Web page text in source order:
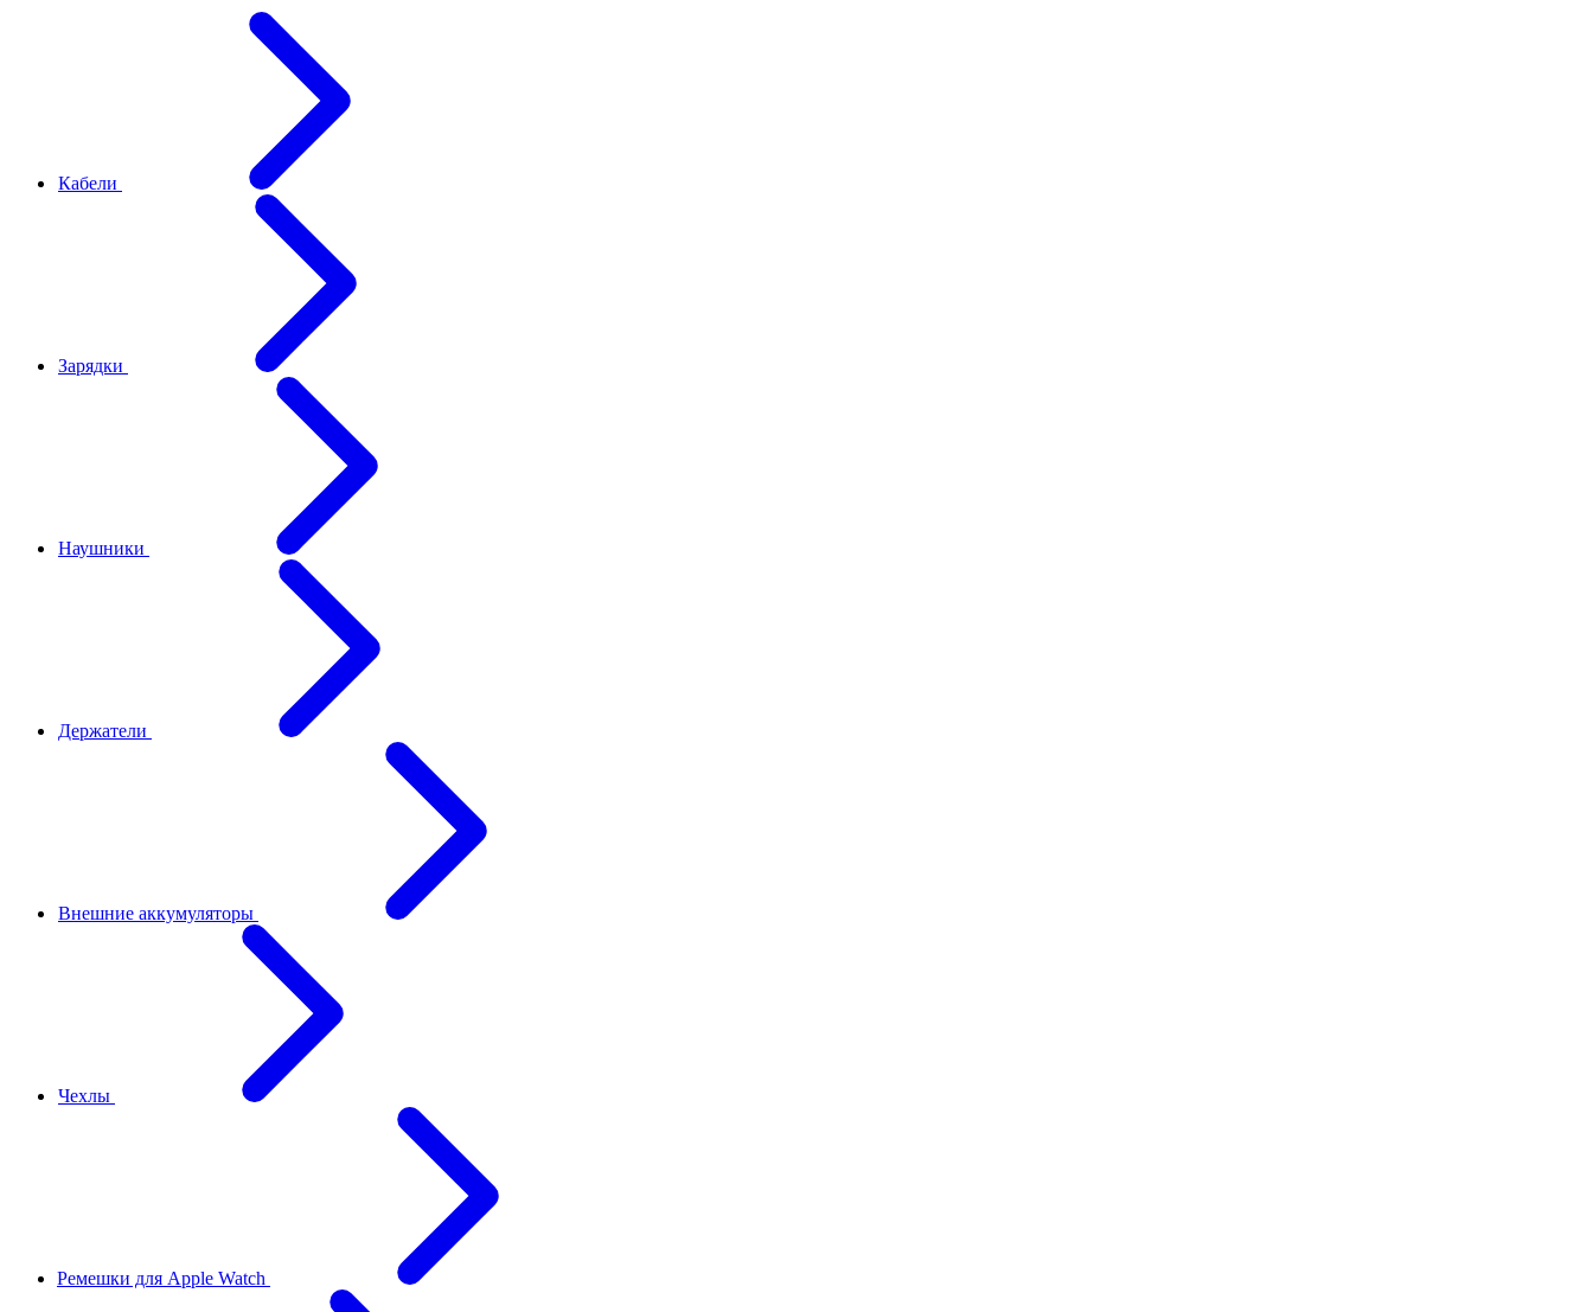
Кабели
Зарядки
Наушники
Держатели
Внешние аккумуляторы
Чехлы
Ремешки для Apple Watch